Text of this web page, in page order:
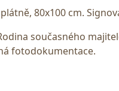
80x100 cm.
současného
fotodokumentace.